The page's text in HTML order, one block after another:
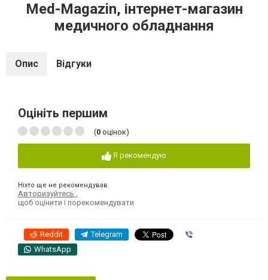
Med-Magazin, інтернет-магазин
медичного обладнання
Опис Відгуки
Оцініть першим
(0 оцінок)
Я рекомендую
Ніхто ще не рекомендував
Авторизуйтесь
щоб оцінити і порекомендувати
Reddit Telegram
WhatsApp